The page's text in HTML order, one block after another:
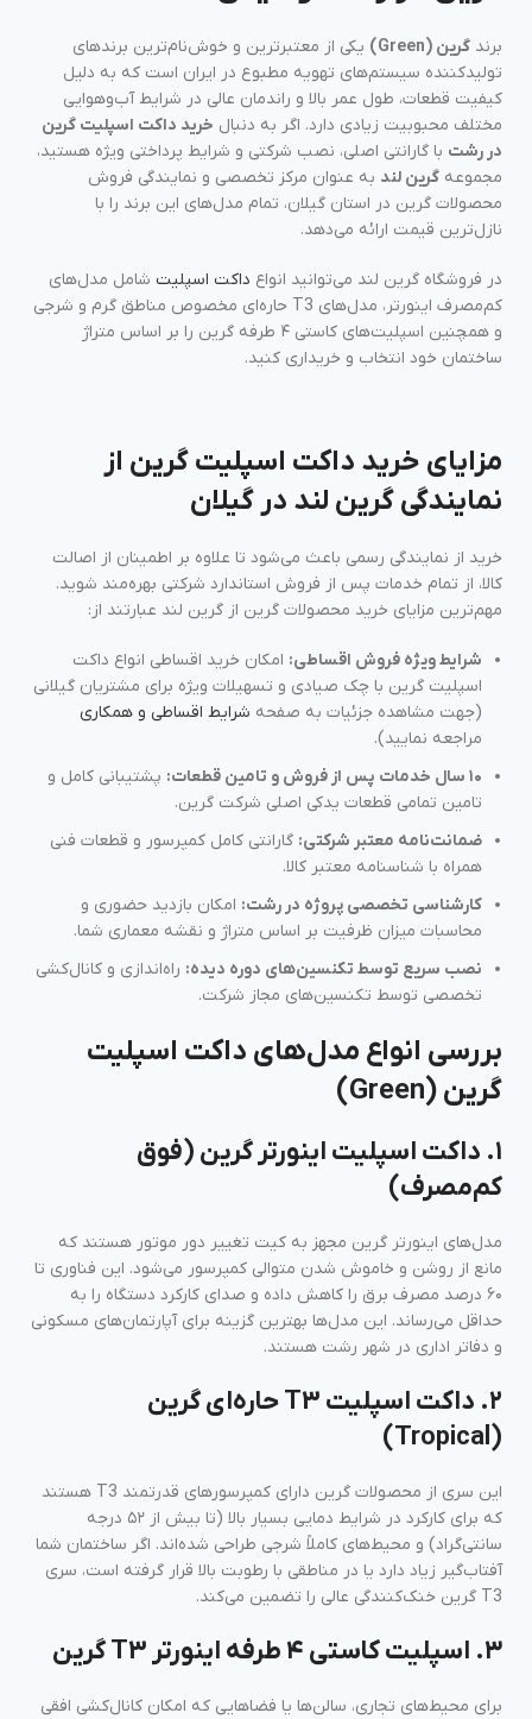
برند گرین (Green)
یکی از معتبرترین و خوش‌نام‌ترین برندهای
تولیدکننده سیستم‌های تهویه مطبوع در ایران است که به دلیل
کیفیت قطعات، طول عمر بالا و راندمان عالی در شرایط آب‌وهوایی
مختلف محبوبیت زیادی دارد. اگر به دنبال خرید داکت اسپلیت گرین
در رشت با گارانتی اصلی، نصب شرکتی و شرایط پرداختی ویژه هستید،
مجموعه گرین لند به عنوان مرکز تخصصی و نمایندگی فروش
محصولات گرین در استان گیلان، تمام مدل‌های این برند را با
نازل‌ترین قیمت ارائه می‌دهد.
در فروشگاه گرین لند می‌توانید انواع داکت اسپلیت شامل مدل‌های
کم‌مصرف اینورتر، مدل‌های T3 حاره‌ای مخصوص مناطق گرم و شرجی
و همچنین اسپلیت‌های کاستی ۴ طرفه گرین را بر اساس متراژ
ساختمان خود انتخاب و خریداری کنید.
مزایای خرید داکت اسپلیت گرین از
نمایندگی گرین لند در گیلان
خرید از نمایندگی رسمی باعث می‌شود تا علاوه بر اطمینان از اصالت
کالا، از تمام خدمات پس از فروش استاندارد شرکتی بهره‌مند شوید.
مهم‌ترین مزایای خرید محصولات گرین از گرین لند عبارتند از:
شرایط ویژه فروش اقساطی: امکان خرید اقساطی انواع داکت
اسپلیت گرین با چک صیادی و تسهیلات ویژه برای مشتریان گیلانی
(جهت مشاهده جزئیات به صفحه شرایط اقساطی و همکاری
مراجعه نمایید).
۱۰ سال خدمات پس از فروش و تامین قطعات:
پشتیبانی کامل و
تامین تمامی قطعات یدکی اصلی شرکت گرین.
ضمانت‌نامه معتبر شرکتی: گارانتی کامل کمپرسور و قطعات فنی
همراه با شناسنامه معتبر کالا.
کارشناسی تخصصی پروژه در رشت: امکان بازدید حضوری و
محاسبات میزان ظرفیت بر اساس متراژ و نقشه معماری شما.
نصب سریع توسط تکنسین‌های دوره دیده: راه‌اندازی و کانال‌کشی
تخصصی توسط تکنسین‌های مجاز شرکت.
بررسی انواع مدل‌های داکت اسپلیت
گرین (Green)
۱. داکت اسپلیت اینورتر گرین (فوق
کم‌مصرف)
مدل‌های اینورتر گرین مجهز به کیت تغییر دور موتور هستند که
مانع از روشن و خاموش شدن متوالی کمپرسور می‌شود. این فناوری تا
۶۰ درصد مصرف برق را کاهش داده و صدای کارکرد دستگاه را به
حداقل می‌رساند. این مدل‌ها بهترین گزینه برای آپارتمان‌های مسکونی
و دفاتر اداری در شهر رشت هستند.
۲. داکت اسپلیت T3 حاره‌ای گرین
(Tropical)
این سری از محصولات گرین دارای کمپرسورهای قدرتمند T3 هستند
که برای کارکرد در شرایط دمایی بسیار بالا (تا بیش از ۵۲ درجه
سانتی‌گراد) و محیط‌های کاملاً شرجی طراحی شده‌اند. اگر ساختمان شما
آفتاب‌گیر زیاد دارد یا در مناطقی با رطوبت بالا قرار گرفته است، سری
T3 گرین خنک‌کنندگی عالی را تضمین می‌کند.
۳. اسپلیت کاستی ۴ طرفه اینورتر T3 گرین
برای محیط‌های تجاری، سالن‌ها یا فضاهایی که امکان کانال‌کشی افقی